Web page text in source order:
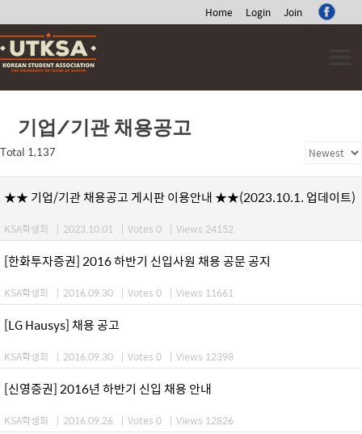
Home Login Join
Skip
to
content
기업/기관 채용공고
Total 1,137
★★ 기업/기관 채용공고 게시판 이용안내 ★★(2023.10.1. 업데이트)
KSA학생회 | 2023.10.01 | Votes 0 | Views 24152
[한화투자증권] 2016 하반기 신입사원 채용 공문 공지
KSA학생회 | 2016.09.30 | Votes 0 | Views 11661
[LG Hausys] 채용 공고
KSA학생회 | 2016.09.30 | Votes 0 | Views 12398
[신영증권] 2016년 하반기 신입 채용 안내
KSA학생회 | 2016.09.26 | Votes 0 | Views 12826